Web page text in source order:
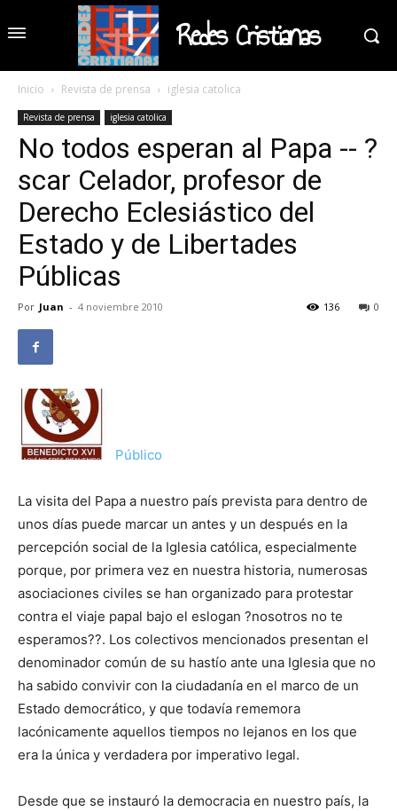
Redes Cristianas
Inicio Revista de prensa iglesia catolica
Revista de prensa iglesia catolica
No todos esperan al Papa -- ?
scar Celador, profesor de
Derecho Eclesiástico del
Estado y de Libertades
Públicas
Por Juan - 4 noviembre 2010 0
136
Público
La visita del Papa a nuestro país prevista para dentro de
unos días puede marcar un antes y un después en la
percepción social de la Iglesia católica, especialmente
porque, por primera vez en nuestra historia, numerosas
asociaciones civiles se han organizado para protestar
contra el viaje papal bajo el eslogan ?nosotros no te
esperamos??. Los colectivos mencionados presentan el
denominador común de su hastío ante una Iglesia que no
ha sabido convivir con la ciudadanía en el marco de un
Estado democrático, y que todavía rememora
lacónicamente aquellos tiempos no lejanos en los que
era la única y verdadera por imperativo legal.
Desde que se instauró la democracia en nuestro país, la